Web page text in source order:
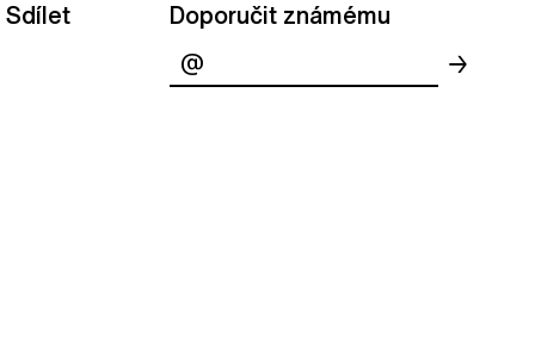
Sdílet
Doporučit známému
→